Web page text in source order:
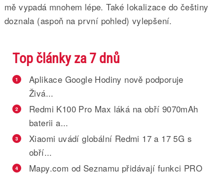
mě vypadá mnohem lépe. Také lokalizace do češtiny
doznala (aspoň na první pohled) vylepšení.
Top články za 7 dnů
1
Aplikace Google Hodiny nově podporuje
Živá...
2
Redmi K100 Pro Max láká na obří 9070mAh
baterii a...
3
Xiaomi uvádí globální Redmi 17 a 17 5G s
obří...
4
Mapy.com od Seznamu přidávají funkci PRO